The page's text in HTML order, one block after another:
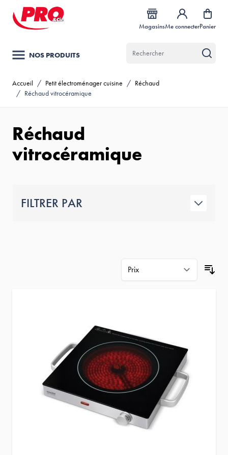
Allez au contenu
MagasinsMe connecterPanier
NOS PRODUITS
Accueil / Petit électroménager cuisine / Réchaud
/ Réchaud vitrocéramique
Réchaud
vitrocéramique
FILTRER PAR